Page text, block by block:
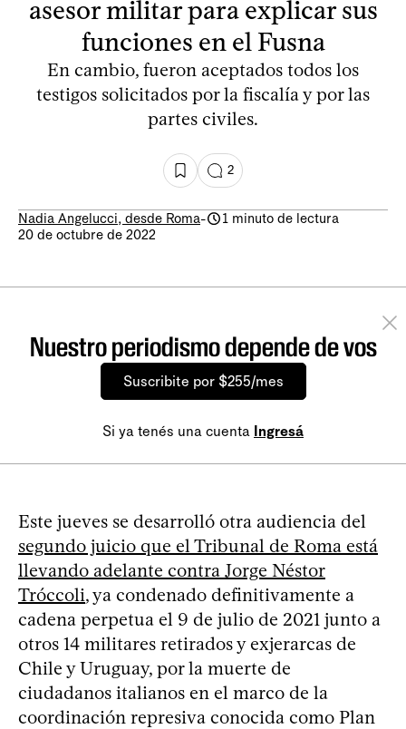
asesor militar para explicar sus
funciones en el Fusna
En cambio, fueron aceptados todos los
testigos solicitados por la fiscalía y por las
partes civiles.
2
Nadia Angelucci, desde Roma-
1 minuto de lectura
20 de octubre de 2022
Nuestro periodismo depende de vos
Suscribite por $255/mes
Si ya tenés una cuenta Ingresá
Este jueves se desarrolló otra audiencia del
segundo juicio que el Tribunal de Roma está
llevando adelante contra Jorge Néstor
Tróccoli, ya condenado definitivamente a
cadena perpetua el 9 de julio de 2021 junto a
otros 14 militares retirados y exjerarcas de
Chile y Uruguay, por la muerte de
ciudadanos italianos en el marco de la
coordinación represiva conocida como Plan